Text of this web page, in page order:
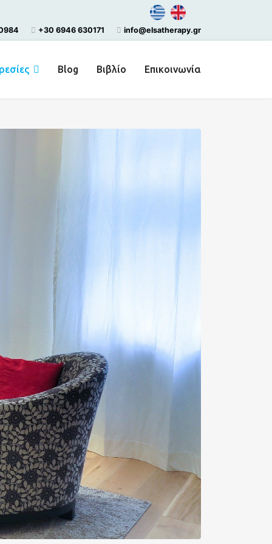
+30 6946 630171 info@elsatherapy.gr
Blog Βιβλίο Επικοινωνία